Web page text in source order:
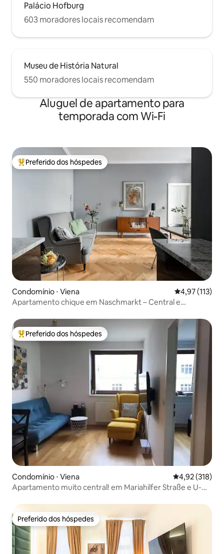
Palácio Hofburg
603 moradores locais recomendam
Museu de História Natural
550 moradores locais recomendam
Aluguel de apartamento para
temporada com Wi-Fi
Entre os melhores preferidos dos hóspedes
Preferido dos hóspedes
Condomínio ⋅ Viena 4,97 de uma
4,97 (113)
Apartamento chique em Naschmarkt – Central e
Entre os melhores preferidos dos hóspedes
Preferido dos hóspedes
Condomínio ⋅ Viena 4,92 de uma
4,92 (318)
Apartamento muito central! em Mariahilfer Straße e U-
Preferido dos hóspedes
Preferido dos hóspedes